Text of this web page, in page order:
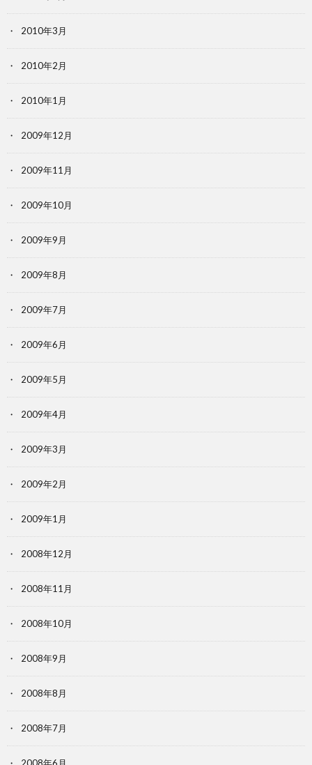
2010年3月
2010年2月
2010年1月
2009年12月
2009年11月
2009年10月
2009年9月
2009年8月
2009年7月
2009年6月
2009年5月
2009年4月
2009年3月
2009年2月
2009年1月
2008年12月
2008年11月
2008年10月
2008年9月
2008年8月
2008年7月